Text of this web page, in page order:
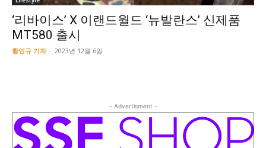
‘리바이스’ X 이랜드월드 ‘뉴발란스’ 신제품
MT580 출시
황인규 기자 - 2023년 12월 6일
- Advertisment -